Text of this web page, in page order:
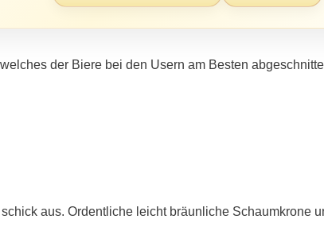
der Biere bei den Usern am Besten
aus. Ordentliche leicht bräunliche Schaumkrone